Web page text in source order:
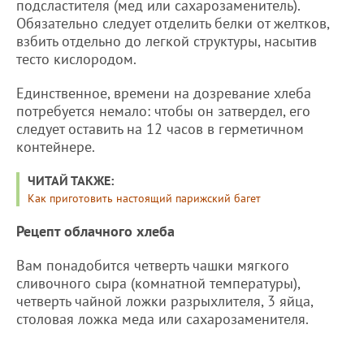
подсластителя (мед или сахарозаменитель).
Обязательно следует отделить белки от желтков,
взбить отдельно до легкой структуры, насытив
тесто кислородом.
Единственное, времени на дозревание хлеба
потребуется немало: чтобы он затвердел, его
следует оставить на 12 часов в герметичном
контейнере.
ЧИТАЙ ТАКЖЕ:
Как приготовить настоящий парижский багет
Рецепт облачного хлеба
Вам понадобится четверть чашки мягкого
сливочного сыра (комнатной температуры),
четверть чайной ложки разрыхлителя, 3 яйца,
столовая ложка меда или сахарозаменителя.